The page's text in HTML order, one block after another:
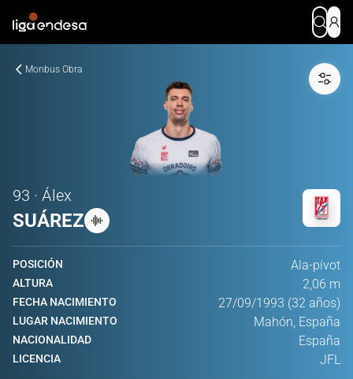
Monbus Obra
93 · Álex
SUÁREZ
POSICIÓN Ala-pívot
ALTURA 2,06 m
FECHA NACIMIENTO 27/09/1993 (32 años)
LUGAR NACIMIENTO Mahón, España
NACIONALIDAD España
LICENCIA JFL